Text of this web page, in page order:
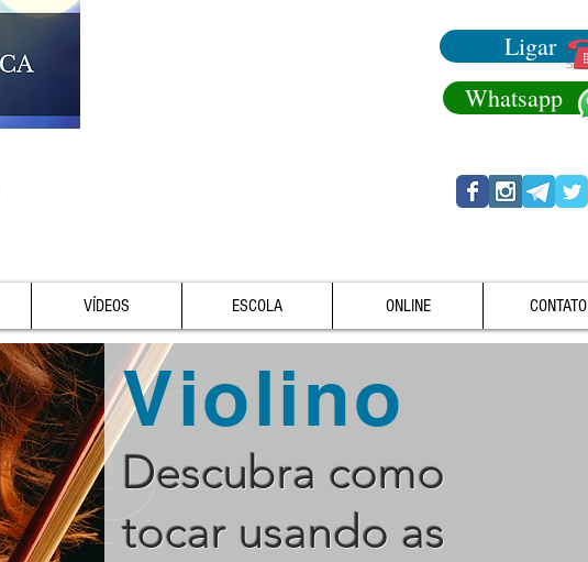
Ligar
Whatsapp
VÍDEOS ESCOLA ONLINE CONTATO
Violino
Descubra como
tocar usando as